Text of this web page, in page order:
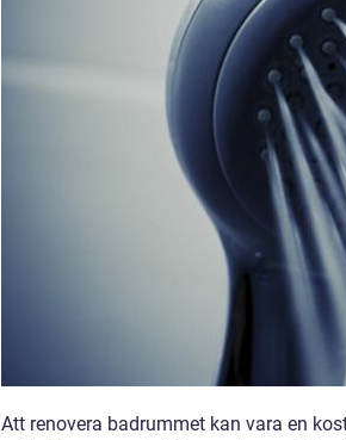
Att renovera badrummet kan vara en